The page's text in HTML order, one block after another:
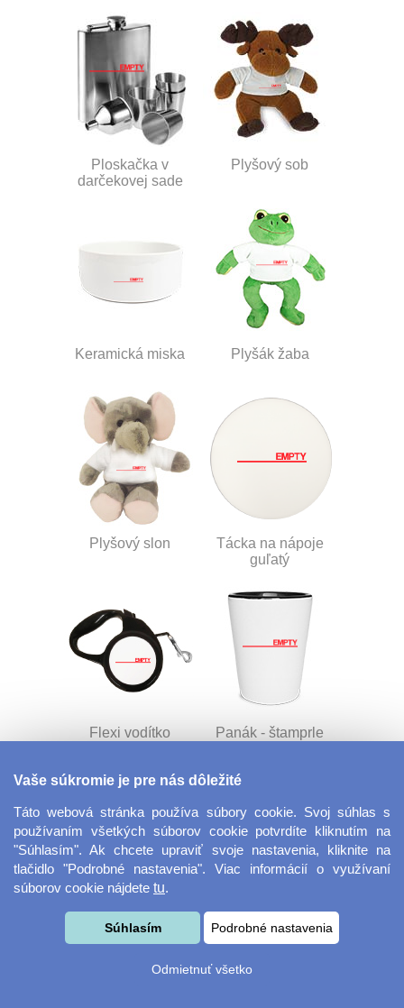
Ploskačka v
darčekovej sade
Plyšový sob
Keramická miska Plyšák žaba
Plyšový slon
Tácka na nápoje
guľatý
Flexi vodítko Panák - štamprle
Plastová vianočné
Fotorámček bez
Vaše súkromie je pre nás dôležité
Táto webová stránka používa súbory cookie. Svoj súhlas s
používaním všetkých súborov cookie potvrdíte kliknutím na
"Súhlasím". Ak chcete upraviť svoje nastavenia, kliknite na
tlačidlo "Podrobné nastavenia". Viac informácií o využívaní
súborov cookie nájdete tu.
Súhlasím Podrobné nastavenia
Odmietnuť všetko